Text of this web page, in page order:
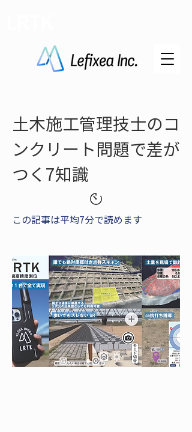
土木施工管理技士のコ
ンクリート問題で差が
つく7知識
この記事は平均7分で読めます